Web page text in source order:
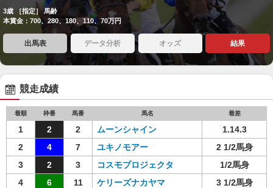
3歳 ［指定］ 馬齢
本賞金：700、280、180、110、70万円
出馬表 データ分析 オッズ 結果
競走成績
着順 枠番 馬番 馬名 着差
1 2 2 ムーンシャイン
1.14.3
2
4 7 ユキノモアー
2 1/2馬身
3
2 3 コスモプロジェクタ
1/2馬身
4
6 11 ケリーズナカヤマ
3 1/2馬身